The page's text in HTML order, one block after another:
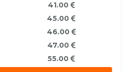
41.00
45.00
46.00
47.00
55.00